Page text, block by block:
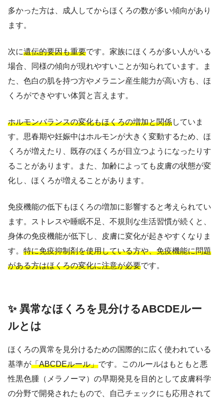
多かった方は、成人してからほくろの数が多い傾向があり
ます。
次に遺伝的要因も重要です。家族にほくろが多い人がいる
場合、同様の傾向が現れやすいことが知られています。ま
た、色白の肌を持つ方やメラニン産生能力が高い方も、ほ
くろができやすい体質と言えます。
ホルモンバランスの変化もほくろの増加と関係していま
す。思春期や妊娠中はホルモンが大きく変動するため、ほ
くろが増えたり、既存のほくろが目立つようになったりす
ることがあります。また、加齢によっても皮膚の状態が変
化し、ほくろが増えることがあります。
免疫機能の低下もほくろの増加に影響すると考えられてい
ます。ストレスや睡眠不足、不規則な生活習慣が続くと、
身体の免疫機能が低下し、皮膚に変化が起きやすくなりま
す。 特に免疫抑制剤を使用している方や、免疫機能に問題
がある方はほくろの変化に注意が必要です。
✨ 異常なほくろを見分けるABCDEルー
ルとは
ほくろの異常を見分けるための国際的に広く使われている
基準が「ABCDEルール」です。このルールはもともと悪
性黒色腫（メラノーマ）の早期発見を目的として皮膚科学
の分野で開発されたもので、自己チェックにも応用されて